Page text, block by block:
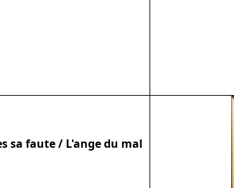
sa faute / L'ange du mal